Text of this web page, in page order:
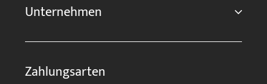
Unternehmen
Zahlungsarten